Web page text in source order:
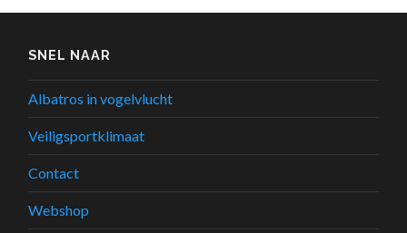
SNEL NAAR
Albatros in vogelvlucht
Veiligsportklimaat
Contact
Webshop